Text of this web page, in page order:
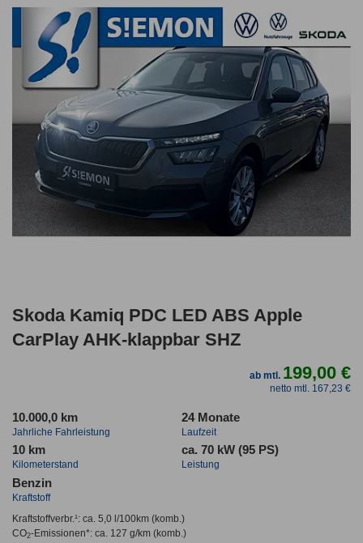
Skoda Kamiq PDC LED ABS Apple
CarPlay AHK-klappbar SHZ
ab mtl. 199,00 €
netto mtl. 167,23 €
10.000,0 km
Jahrliche Fahrleistung
24 Monate
Laufzeit
10 km
Kilometerstand
ca. 70 kW (95 PS)
Leistung
Benzin
Kraftstoff
Kraftstoffverbr.¹: ca. 5,0 l/100km(komb.)
CO2-Emissionen*: ca. 127 g/km(komb.)